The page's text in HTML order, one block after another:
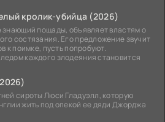
кролик-убийца (2026)
знающий пощады, объявляет властям о
состязания. Его предложение звучит
к поимке, пусть попробуют.
каждого злодеяния становится
сироты Люси Гладуэлл, которую
жить под опекой ее дяди Джорджа